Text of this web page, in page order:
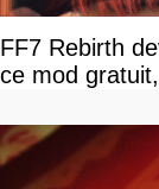
FF7 Rebirth
ce mod